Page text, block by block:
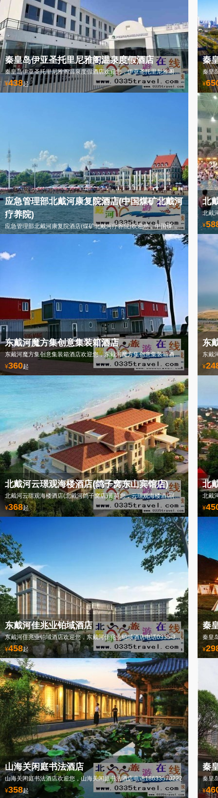
秦皇岛伊亚圣托里尼雅阁温泉度假酒店
秦皇岛伊亚圣托里尼雅阁温泉度假酒店欢迎您，伊亚圣托里尼雅阁温泉度假酒店电话0335-3522588
¥438起
秦
¥
应急管理部北戴河康复院酒店(中国煤矿北戴河
疗养院)
应急管理部北戴河康复院酒店(煤矿北戴河疗养院)欢迎您，中国煤矿北戴河康复院电话18633570222
北
¥
东戴河魔方集创意集装箱酒店
东戴河魔方集创意集装箱酒店欢迎您，东戴河魔方集创意集装箱酒店电话0335-3522588
¥360起
东
¥
北戴河云璟观海楼酒店(鸽子窝东山宾馆店)
北戴河云璟观海楼酒店(北戴河鸽子窝店)黄英您，云璟观海楼酒店(鸽子窝店)电话0335-3522588
¥368起
北
北戴
¥
东戴河佳兆业铂域酒店
东戴河佳兆业铂域酒店欢迎您，东戴河佳兆业铂域酒店电话0335-3522588
¥458起
秦
¥
山海关闲庭书法酒店
山海关闲庭书法酒店欢迎您，山海关闲庭书法酒店电话18633570222
¥358起
秦
秦皇
¥